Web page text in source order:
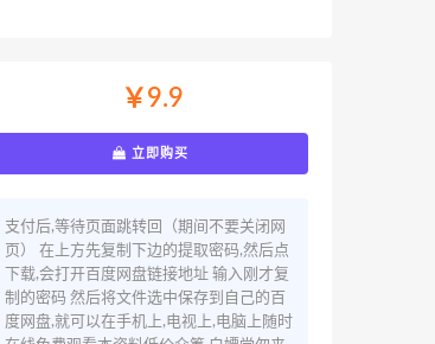
￥9.9
立即购买
支付后,等待页面跳转回（期间不要关闭网
页） 在上方先复制下边的提取密码,然后点
下载,会打开百度网盘链接地址 输入刚才复
制的密码 然后将文件选中保存到自己的百
度网盘,就可以在手机上,电视上,电脑上随时